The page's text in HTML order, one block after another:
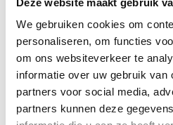
We gebruiken cookies om
personaliseren, om functies
om ons websiteverkeer te
informatie over uw gebruik van
partners voor social media,
partners kunnen deze
informatie die u aan ze heeft
Materiaal
Kleur
Merk